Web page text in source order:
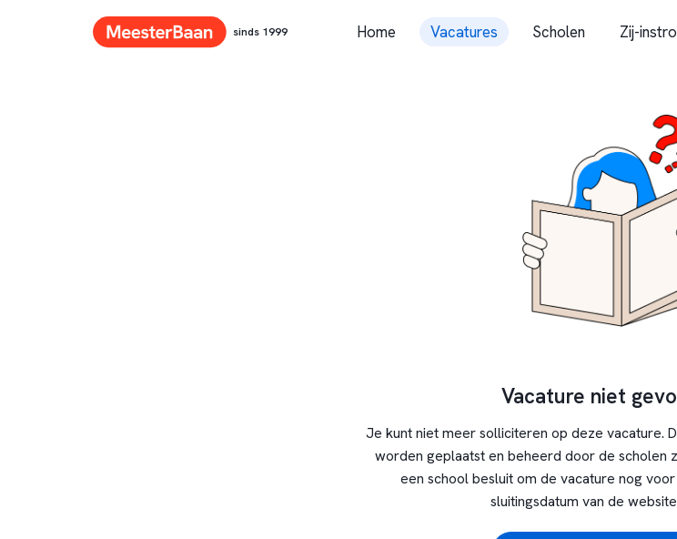
sinds 1999 Home Vacatures Scholen Zij-
Vacature niet
Je kunt niet meer solliciteren op deze vacature.
worden geplaatst en beheerd door de scholen
een school besluit om de vacature nog
sluitingsdatum van de